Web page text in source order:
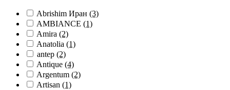
Abrishim Иран (3)
AMBIANCE (1)
Amira (2)
Anatolia (1)
antep (2)
Antique (4)
Argentum (2)
Artisan (1)